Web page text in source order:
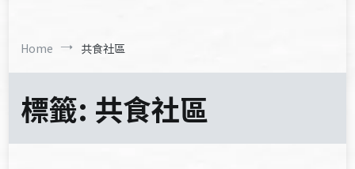
Home 共食社區
標籤: 共食社區